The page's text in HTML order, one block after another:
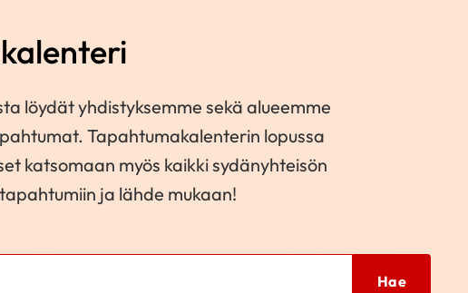
löydät yhdistyksemme sekä alueemme
Tapahtumakalenterin lopussa
katsomaan myös kaikki sydänyhteisön
ja lähde mukaan!
Hae